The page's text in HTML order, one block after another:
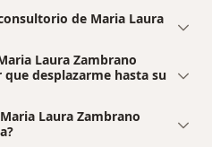
de Maria Laura
Laura Zambrano
desplazarme hasta su
Laura Zambrano